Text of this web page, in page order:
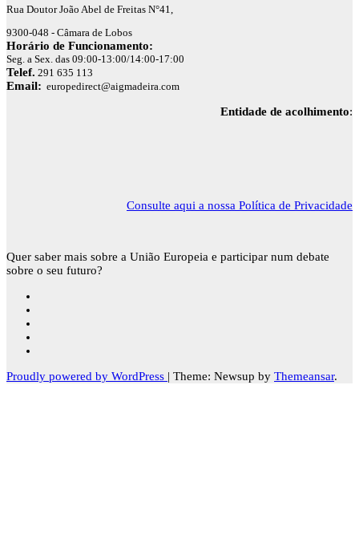
Rua Doutor João Abel de Freitas N°41,
9300-048 - Câmara de Lobos
Horário de Funcionamento:
Seg. a Sex. das 09:00-13:00/14:00-17:00
Telef. 291 635 113
Email: europedirect@aigmadeira.com
Entidade de acolhimento:
Consulte aqui a nossa Política de Privacidade
Quer saber mais sobre a União Europeia e participar num debate
sobre o seu futuro?
Proudly powered by WordPress | Theme: Newsup by Themeansar.